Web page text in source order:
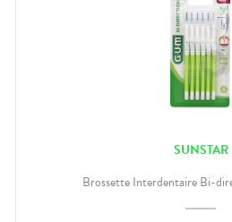
SUNSTAR
Brossette Interdentaire Bi-